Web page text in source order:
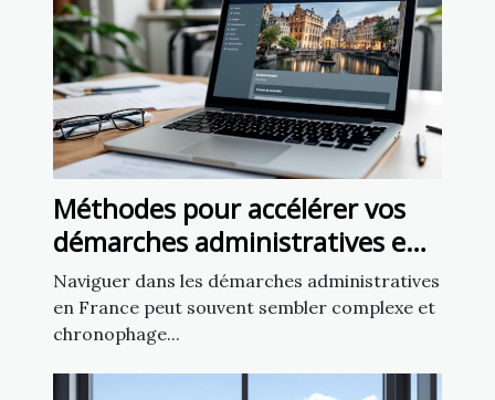
Méthodes pour accélérer vos
démarches administratives en
France
Naviguer dans les démarches administratives
en France peut souvent sembler complexe et
chronophage...